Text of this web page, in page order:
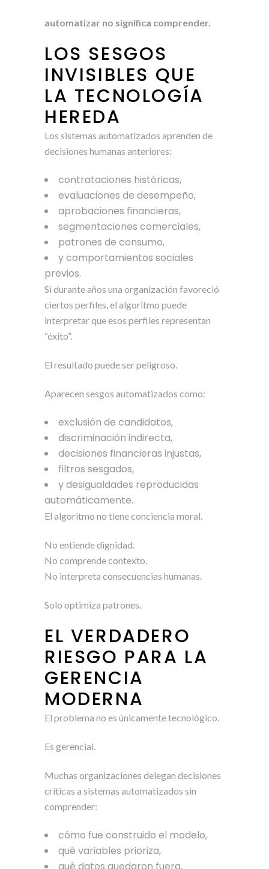
automatizar no significa comprender.
LOS SESGOS
INVISIBLES QUE
LA TECNOLOGÍA
HEREDA
Los sistemas automatizados aprenden de
decisiones humanas anteriores:
contrataciones históricas,
evaluaciones de desempeño,
aprobaciones financieras,
segmentaciones comerciales,
patrones de consumo,
y comportamientos sociales
previos.
Si durante años una organización favoreció
ciertos perfiles, el algoritmo puede
interpretar que esos perfiles representan
“éxito”.
El resultado puede ser peligroso.
Aparecen sesgos automatizados como:
exclusión de candidatos,
discriminación indirecta,
decisiones financieras injustas,
filtros sesgados,
y desigualdades reproducidas
automáticamente.
El algoritmo no tiene conciencia moral.
No entiende dignidad.
No comprende contexto.
No interpreta consecuencias humanas.
Solo optimiza patrones.
EL VERDADERO
RIESGO PARA LA
GERENCIA
MODERNA
El problema no es únicamente tecnológico.
Es gerencial.
Muchas organizaciones delegan decisiones
críticas a sistemas automatizados sin
comprender:
cómo fue construido el modelo,
qué variables prioriza,